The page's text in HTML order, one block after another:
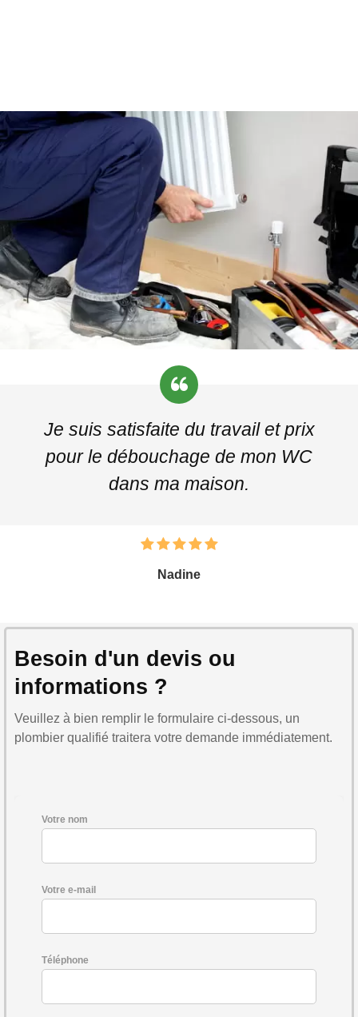
Je suis satisfaite du travail et prix
pour le débouchage de mon WC
dans ma maison.
Nadine
Besoin d'un devis ou
informations ?
Veuillez à bien remplir le formulaire ci-dessous, un
plombier qualifié traitera votre demande immédiatement.
Votre nom
Votre e-mail
Téléphone